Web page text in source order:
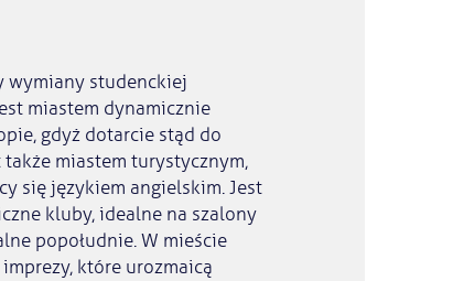
wymiany studenckiej
miastem dynamicznie
gdyż dotarcie stąd do
miastem turystycznym,
się językiem angielskim. Jest
kluby, idealne na szalony
popołudnie. W mieście
które urozmaicą